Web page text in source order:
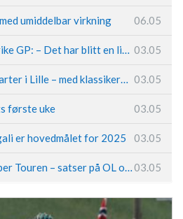
umiddelbar virkning 06.05
Hungerholdt før Ringerike GP: – Det har blitt en livsstil 03.05
Tour de France 2025 starter i Lille – med klassikerpreg 03.05
første uke 03.05
er hovedmålet for 2025 03.05
Remco Evenepoel dropper Touren – satser på OL og Vueltaen03.05